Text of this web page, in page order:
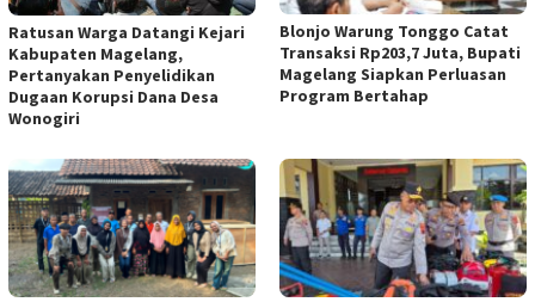
Ratusan Warga Datangi Kejari
Kabupaten Magelang,
Pertanyakan Penyelidikan
Dugaan Korupsi Dana Desa
Wonogiri
Blonjo Warung Tonggo Catat
Transaksi Rp203,7 Juta, Bupati
Magelang Siapkan Perluasan
Program Bertahap